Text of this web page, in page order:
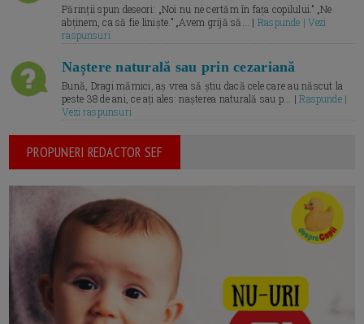
Părinții spun deseori: „Noi nu ne certăm în fața copilului.” „Ne
abținem, ca să fie liniște.” „Avem grijă să... | Raspunde | Vezi
raspunsuri
Naștere naturală sau prin cezariană
Bună, Dragi mămici, aș vrea să știu dacă cele care au născut la
peste 38 de ani, ce ați ales: nașterea naturală sau p... |Raspunde |
Vezi raspunsuri
PROPUNERI REDACTOR SEF